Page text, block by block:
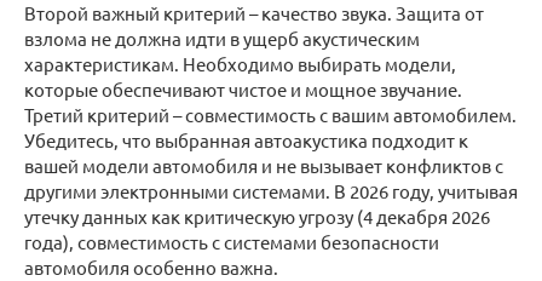
Второй важный критерий – качество звука. Защита от
взлома не должна идти в ущерб акустическим
характеристикам. Необходимо выбирать модели,
которые обеспечивают чистое и мощное звучание.
Третий критерий – совместимость с вашим автомобилем.
Убедитесь, что выбранная автоакустика подходит к
вашей модели автомобиля и не вызывает конфликтов с
другими электронными системами. В 2026 году, учитывая
утечку данных как критическую угрозу (4 декабря 2026
года), совместимость с системами безопасности
автомобиля особенно важна.